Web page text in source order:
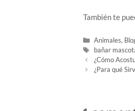
También te
Animales,
bañar
¿Cómo
¿Para qué